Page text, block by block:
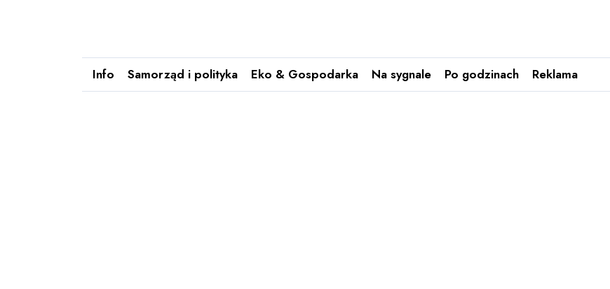
Info Samorząd i polityka Eko & Gospodarka Na sygnale Po godzinach Reklama